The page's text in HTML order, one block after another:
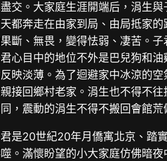
交。大家庭生涯開端后，涓生
都奔走在由家到局、由局抵家
斷、無畏，變得怯弱、凄苦。
心目中的地位不外是巴兒狗和
映淡薄。為了迴避家中冰涼的
接回鄉村老家。涓生也不得不
，震動的涓生不得不搬回會館
是20世紀20年月僑寓北京、踏
。滿懷盼望的小大家庭仿佛暗